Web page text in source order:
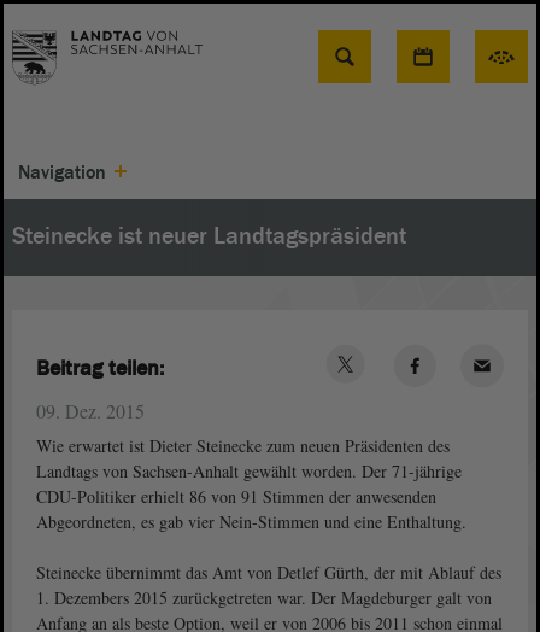
Suche
Navigation
Steinecke ist neuer Landtagspräsident
09. Dez. 2015
Wie erwartet ist Dieter Steinecke zum neuen Präsidenten des
Landtags von Sachsen-Anhalt gewählt worden. Der 71-jährige
CDU-Politiker erhielt 86 von 91 Stimmen der anwesenden
Abgeordneten, es gab vier Nein-Stimmen und eine Enthaltung.
Steinecke übernimmt das Amt von Detlef Gürth, der mit Ablauf des
1. Dezembers 2015 zurückgetreten war. Der Magdeburger galt von
Anfang an als beste Option, weil er von 2006 bis 2011 schon einmal
Beitrag teilen: